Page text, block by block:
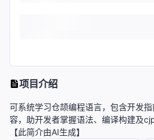
项目介绍
可系统学习仓颉编程语言，包含开发
容，助开发者掌握语法、编译构建及
【此简介由AI生成】